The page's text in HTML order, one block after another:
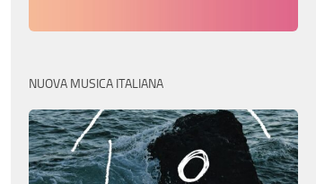
NUOVA MUSICA ITALIANA